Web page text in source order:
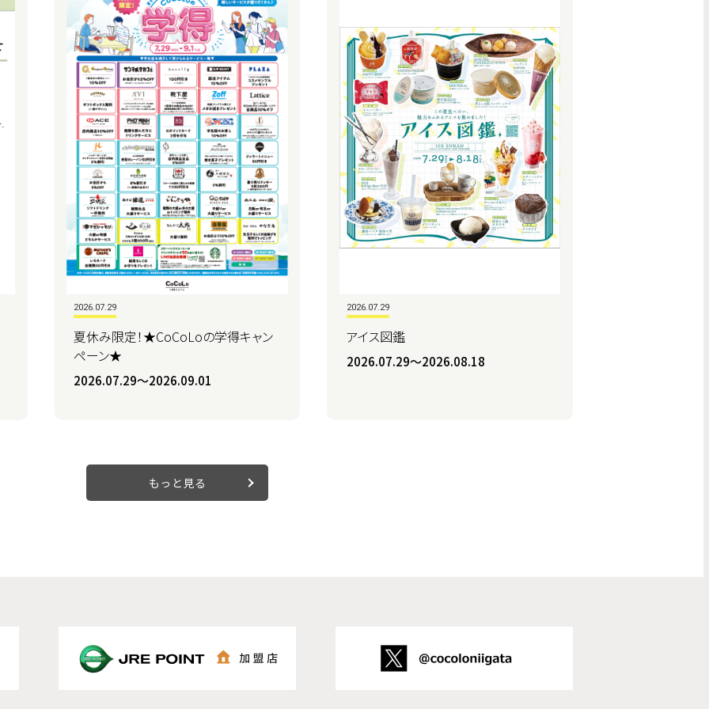
2026.07.29
夏休み限定！★CoCoLoの学得キャン
ペーン★
2026.07.29〜2026.09.01
2026.07.29
アイス図鑑
2026.07.29〜2026.08.18
もっと見る